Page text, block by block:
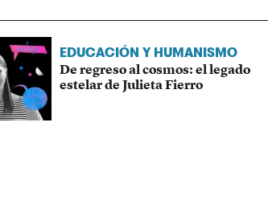
EDUCACIÓN Y HUMANISMO
De regreso al cosmos: el legado
estelar de Julieta Fierro